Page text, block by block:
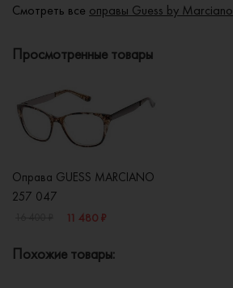
Смотреть все оправы Guess by Marciano
Просмотренные товары
Оправа GUESS MARCIANO
257 047
11 480 ₽
Похожие товары: